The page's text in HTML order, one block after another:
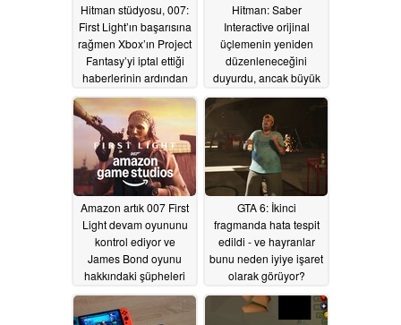
Hitman stüdyosu, 007:
First Light’ın başarısına
rağmen Xbox’ın Project
Fantasy’yi iptal ettiği
haberlerinin ardından
işten çıkarmalar
yapacağını duyurdu
07/04/2026
Hitman: Saber
Interactive orijinal
üçlemenin yeniden
düzenleneceğini
duyurdu, ancak büyük
bir platforma
gelmeyecek
Amazon artık 007 First
Light devam oyununu
kontrol ediyor ve
James Bond oyunu
hakkındaki şüpheleri
artırıyor06/04/2026
GTA 6: İkinci
fragmanda hata tespit
edildi - ve hayranlar
bunu neden iyiye işaret
olarak görüyor?
06/02/2026